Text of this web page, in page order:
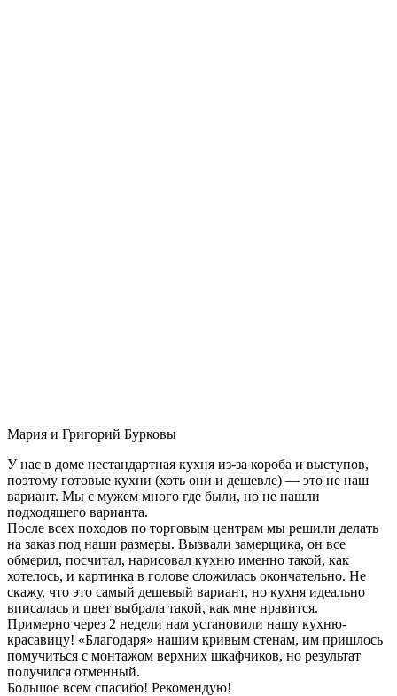
Мария и Григорий Бурковы
У нас в доме нестандартная кухня из-за короба и выступов,
поэтому готовые кухни (хоть они и дешевле) — это не наш
вариант. Мы с мужем много где были, но не нашли
подходящего варианта.
После всех походов по торговым центрам мы решили делать
на заказ под наши размеры. Вызвали замерщика, он все
обмерил, посчитал, нарисовал кухню именно такой, как
хотелось, и картинка в голове сложилась окончательно. Не
скажу, что это самый дешевый вариант, но кухня идеально
вписалась и цвет выбрала такой, как мне нравится.
Примерно через 2 недели нам установили нашу кухню-
красавицу! «Благодаря» нашим кривым стенам, им пришлось
помучиться с монтажом верхних шкафчиков, но результат
получился отменный.
Большое всем спасибо! Рекомендую!